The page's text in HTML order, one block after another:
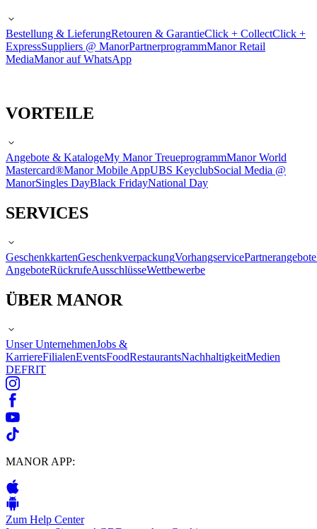
Bestellung & LieferungRetouren & GarantieClick + CollectClick +
ExpressSuppliers @ ManorPartnerprogrammManor Retail
MediaManor auf WhatsApp
VORTEILE
Angebote & KatalogeMy Manor TreueprogrammManor World
Mastercard®Manor Mobile AppUBS KeyclubSocial Media @
ManorSingles DayBlack FridayNational Day
SERVICES
GeschenkkartenGeschenkverpackungVorhangservicePartnerangebote
AngeboteRückrufeAusschlüsseWettbewerbe
ÜBER MANOR
Unser UnternehmenJobs &
KarriereFilialenEventsFoodRestaurantsNachhaltigkeitMedien
DEFRIT
MANOR APP:
Zum Help Center